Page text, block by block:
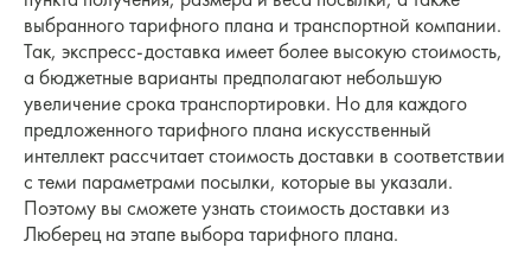
выбранного тарифного плана и транспортной компании.
Так, экспресс-доставка имеет более высокую стоимость,
а бюджетные варианты предполагают небольшую
увеличение срока транспортировки. Но для каждого
предложенного тарифного плана искусственный
интеллект рассчитает стоимость доставки в соответствии
с теми параметрами посылки, которые вы указали.
Поэтому вы сможете узнать стоимость доставки из
Люберец на этапе выбора тарифного плана.